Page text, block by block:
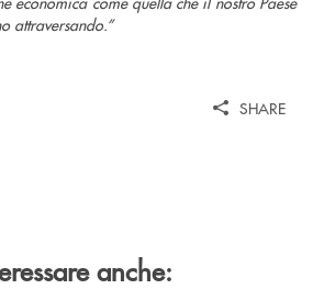
attraversando.”
SHARE
anche: